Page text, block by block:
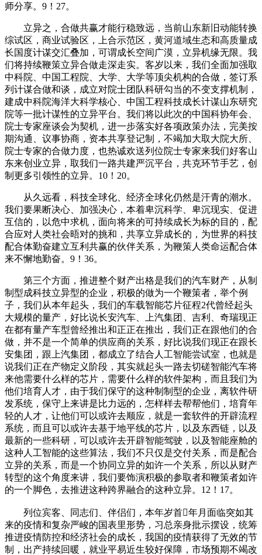
师分享。9！27。
立异之，合做共赢才能行稳致远，当前山东新旧动能转换
综试区，商业试验区，上合示范区，黄河道域生态和高质量成
长国度计谋交汇叠加，可谓成长空间广漠，立异机缘无限。我
们将持续鞭策立异合做走深走实。客岁以来，我们全面加强取
中科院、中国工程院、大学、大学等顶尖机构的合做，签订系
列计谋合做和谈，成立对院士团队科研勾当的不变支撑机制，
建成中科院海洋大科学核心、中国工程科技成长计谋山东研究
院等一批计谋性的立异平台。我们将以此次的中国科协年会、
院士专家座谈会为契机，进一步落实好各项政策办法，完美按
期沟通、议事协商，资本共享登记制，不竭加大取大院大所、
院士专家的合做力度，也热诚欢送列位院士专家来我们好客山
东来创业立异，取我们一路共建严沉平台，共克环节手艺，创
制更多引领性的立异。10！20。
从久远看，科技全球化、经济全球化仍然是汗青的潮水。
我们要果断决心、加强决心，本着卑沉科学、卑沉现实、促进
互信的，以危中求机，面向将来的可持续成长为标的目的，配
合应对人类社会晤对的挑和，共享立异成长的，为世界的科技
配合体勤奋建立互利共赢的伙伴关系，为鞭策人类命运配合体
来不懈地勤奋。9！36。
第三个方面，推进整个财产出格是我们的汽车财产，从制
制型成科技立异型的企业，积极的做为一个鞭策者，举个例
子，我们从本年起头，我们的车载智能芯片征程2代曾经起头
大规模的量产，好比说长安汽车、上汽集团、吉利、奇瑞现正
在都有量产车型曾经推出和正正在推出，我们正在跟他们的合
做，并不是一个简单的供应商的关系，好比说我们现正在跟长
安集团，跟上汽集团，都成立了结合人工智能尝试室，也就是
说我们正在产物定义阶段，其实就起头一路去切磋智能汽车将
来他需要什么样的芯片，需要什么样的软件架构，而且我们为
他们培育人才，由于我们保守的这种制制型的企业，离软件研
发系统，保守上来讲是比力远的，怎样样去帮帮他们，培育年
轻的人才，让他们可以或许去顺应，就是一套软件的开辟流程
系统，而且可以或许去基于地平线的芯片，以及东西链，以及
最新的一些科研，可以或许去开辟智能驾驶，以及智能座舱的
这种人工智能的这些算法，我们不只仅是交付关系，而是配合
立异的关系，而是一个协同立异的如许一个关系，所以从财产
转型的这个角度来讲，我们要饰演积极的参取者和鞭策者如许
的一个脚色，去推进这种跨界融合的这种立异。12！17。
列位宾客、同志们、伴侣们，本年岁首年月面临突如其
来的疫情和复杂严峻的国表里形势，习总亲身批示摆设，统筹
推进疫情防控和经济社会的成长，我国的疫情获得了无效的节
制，出产持续回暖，就业平易近生较好保障，市场预期不竭改